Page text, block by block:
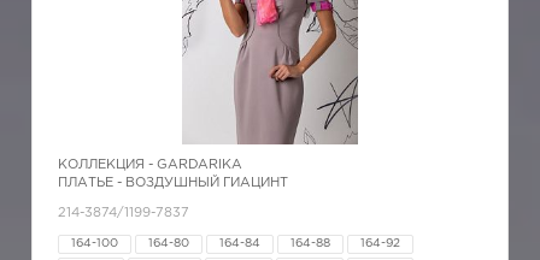
КОЛЛЕКЦИЯ - GARDARIKA
ПЛАТЬЕ - ВОЗДУШНЫЙ ГИАЦИНТ
214-3874/1199-7837
164-100 164-80 164-84 164-88 164-92